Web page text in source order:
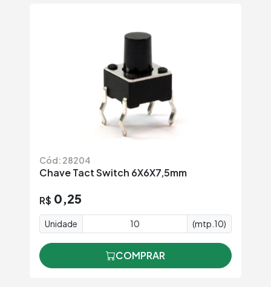
Cód: 28204
Chave Tact Switch 6X6X7,5mm
R$ 0,25
Unidade (mtp.10)
COMPRAR